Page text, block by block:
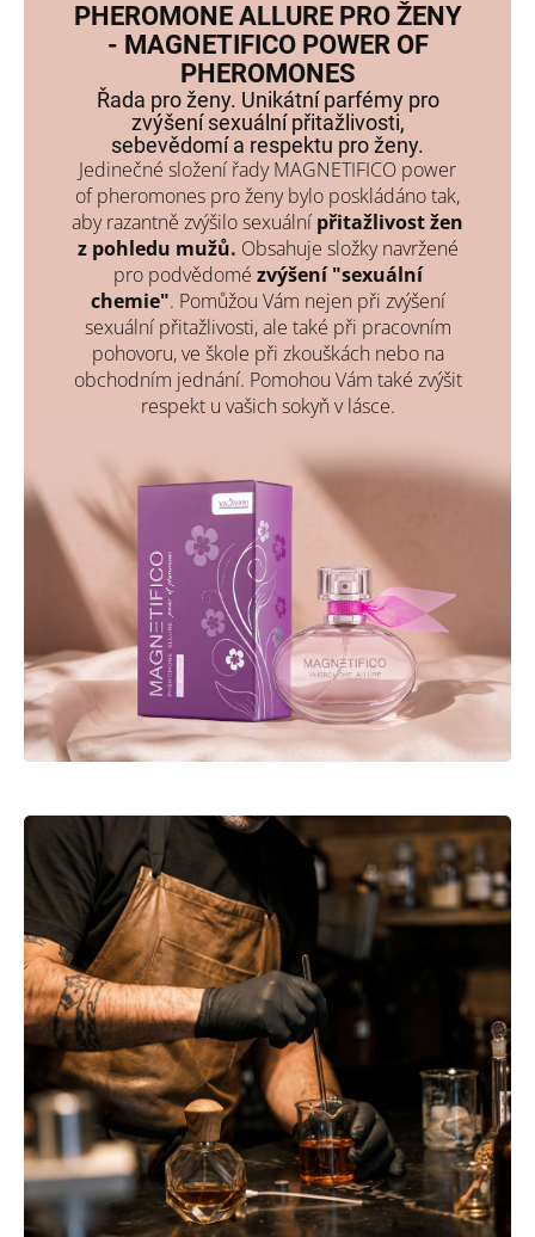
PHEROMONE ALLURE PRO ŽENY
- MAGNETIFICO POWER OF
PHEROMONES
Řada pro ženy. Unikátní parfémy pro
zvýšení sexuální přitažlivosti,
sebevědomí a respektu pro ženy.
Jedinečné složení řady MAGNETIFICO power
of pheromones pro ženy bylo poskládáno tak,
aby razantně zvýšilo sexuální přitažlivost žen
z pohledu mužů. Obsahuje složky navržené
pro podvědomé zvýšení "sexuální
chemie". Pomůžou Vám nejen při zvýšení
sexuální přitažlivosti, ale také při pracovním
pohovoru, ve škole při zkouškách nebo na
obchodním jednání. Pomohou Vám také zvýšit
respekt u vašich sokyň v lásce.